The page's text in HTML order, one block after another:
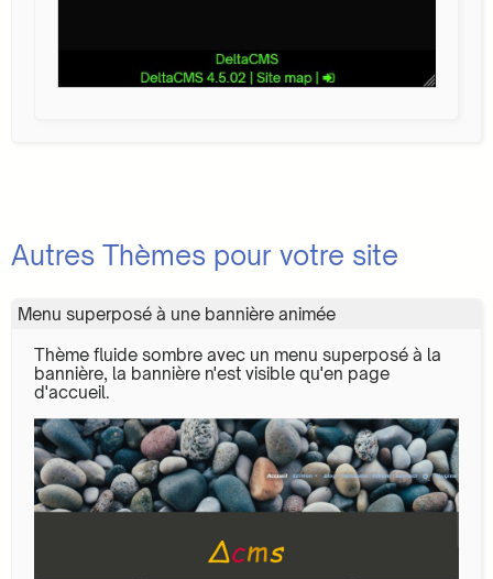
Autres Thèmes pour votre site
Menu superposé à une bannière animée
Thème fluide sombre avec un menu superposé à la
bannière, la bannière n'est visible qu'en page
d'accueil.